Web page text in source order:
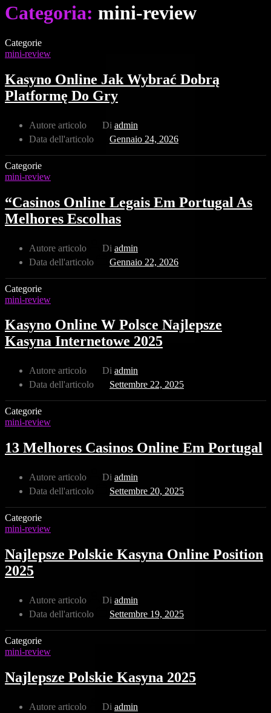
Categoria: mini-review
Categorie
mini-review
Kasyno Online Jak Wybrać Dobrą
Platformę Do Gry
Autore articolo Di admin
Data dell'articolo
Gennaio 24, 2026
Categorie
mini-review
“Casinos Online Legais Em Portugal As
Melhores Escolhas
Autore articolo Di admin
Data dell'articolo
Gennaio 22, 2026
Categorie
mini-review
Kasyno Online W Polsce Najlepsze
Kasyna Internetowe 2025
Autore articolo Di admin
Data dell'articolo
Settembre 22, 2025
Categorie
mini-review
13 Melhores Casinos Online Em Portugal
Autore articolo Di admin
Data dell'articolo
Settembre 20, 2025
Categorie
mini-review
Najlepsze Polskie Kasyna Online Position
2025
Autore articolo Di admin
Data dell'articolo
Settembre 19, 2025
Categorie
mini-review
Najlepsze Polskie Kasyna 2025
Autore articolo Di admin